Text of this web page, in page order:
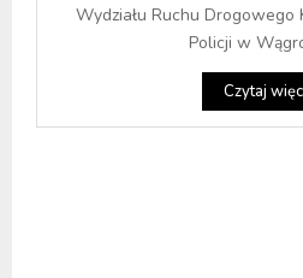
Wydziału Ruchu
Policji w
Czytaj